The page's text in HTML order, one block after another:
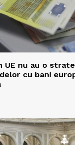
UE nu au o
cu bani